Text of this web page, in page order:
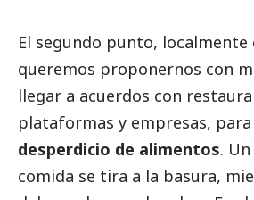
El segundo punto, localmente
queremos proponernos con
llegar a acuerdos con
plataformas y empresas, para
desperdicio de alimentos.
comida se tira a la basura,